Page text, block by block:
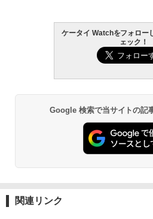
ケータイ Watchをフォロー
ェック！
Google 検索で当サイトの記
関連リンク